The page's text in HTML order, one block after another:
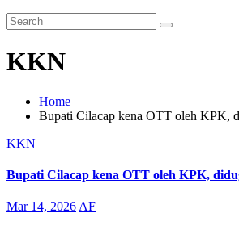
KKN
Home
Bupati Cilacap kena OTT oleh KPK,
KKN
Bupati Cilacap kena OTT oleh KPK,
Mar 14, 2026AF